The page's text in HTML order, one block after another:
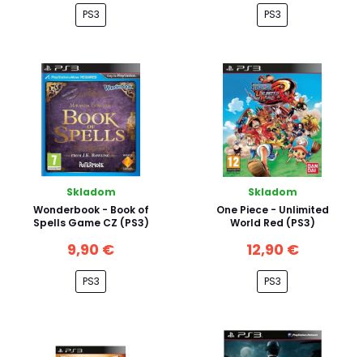
PS3 PS3
Skladom
Wonderbook - Book of
Spells Game CZ (PS3)
9,90 €
PS3
Skladom
One Piece - Unlimited
World Red (PS3)
12,90 €
PS3